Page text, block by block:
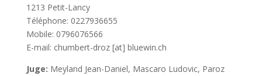
1213 Petit-Lancy
Téléphone: 0227936655
Mobile: 0796076566
E-mail: chumbert-droz [at] bluewin.ch
Juge: Meyland Jean-Daniel, Mascaro Ludovic, Paroz